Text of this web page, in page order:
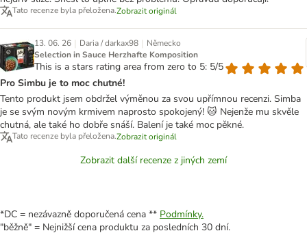
Tato recenze byla přeložena.Zobrazit originál
13. 06. 26 | Daria / darkax98 | Německo
Selection in Sauce Herzhafte Komposition
This is a stars rating area from zero to 5: 5/5
Pro Simbu je to moc chutné!
Tento produkt jsem obdržel výměnou za svou upřímnou recenzi. Simba
je se svým novým krmivem naprosto spokojený! 🐱 Nejenže mu skvěle
chutná, ale také ho dobře snáší. Balení je také moc pěkné.
Tato recenze byla přeložena.Zobrazit originál
Zobrazit další recenze z jiných zemí
*DC = nezávazně doporučená cena ** Podmínky.
"běžně" = Nejnižší cena produktu za posledních 30 dní.